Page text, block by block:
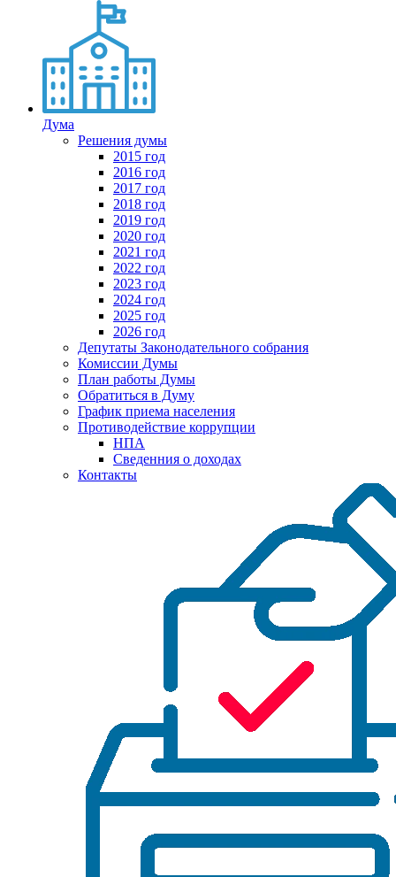
Дума
Решения думы
2015 год
2016 год
2017 год
2018 год
2019 год
2020 год
2021 год
2022 год
2023 год
2024 год
2025 год
2026 год
Депутаты Законодательного собрания
Комиссии Думы
План работы Думы
Обратиться в Думу
График приема населения
Противодействие коррупции
НПА
Сведенния о доходах
Контакты